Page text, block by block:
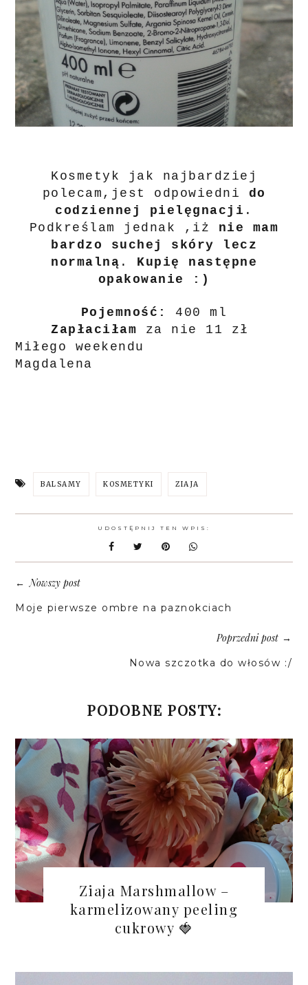
Kosmetyk jak najbardziej
polecam,jest odpowiedni do
codziennej pielęgnacji .
Podkreślam jednak ,iż nie mam
bardzo suchej skóry lecz
normalną . Kupię następne
opakowanie :)
Pojemność:
400 ml
Zapłaciłam za nie 11 zł
Miłego weekendu
Magdalena
BALSAMY KOSMETYKI ZIAJA
UDOSTĘPNIJ TEN WPIS:
←Nowszy post
Moje pierwsze ombre na paznokciach
Poprzedni post→
Nowa szczotka do włosów :/
PODOBNE POSTY:
Ziaja Marshmallow –
karmelizowany peeling
cukrowy 🍓